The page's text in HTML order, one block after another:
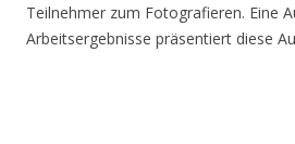
Teilnehmer zum Fotografieren. Eine
Arbeitsergebnisse präsentiert diese